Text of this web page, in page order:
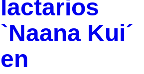
lactarios
`Naana Kui´
en